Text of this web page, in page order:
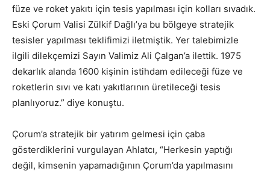
füze ve roket yakıtı için tesis yapılması için kolları sıvadık.
Eski Çorum Valisi Zülkif Dağlı’ya bu bölgeye stratejik
tesisler yapılması teklifimizi iletmiştik. Yer talebimizle
ilgili dilekçemizi Sayın Valimiz Ali Çalgan’a ilettik. 1975
dekarlık alanda 1600 kişinin istihdam edileceği füze ve
roketlerin sıvı ve katı yakıtlarının üretileceği tesis
planlıyoruz.” diye konuştu.
Çorum’a stratejik bir yatırım gelmesi için çaba
gösterdiklerini vurgulayan Ahlatcı, “Herkesin yaptığı
değil, kimsenin yapamadığının Çorum’da yapılmasını